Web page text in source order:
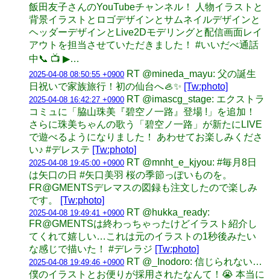
飯田友子さんのYouTubeチャンネル！ 人物イラストと
背景イラストとロゴデザインとサムネイルデザインと
ヘッダーデザインとLive2Dモデリングと配信画面レイ
アウトを担当させていただきました！ #いいだべ通話
中📞 📺 ▶︎…
2025-04-08 08:50:55 +0900 RT @mineda_mayu: 父の誕生
日祝いで家族旅行！初の仙台へ🦪✨ [Tw:photo]
2025-04-08 16:42:27 +0900 RT @imascg_stage: エクストラ
コミュに「脇山珠美『碧空ノ一路』登場 !」を追加！
さらに珠美ちゃんの歌う「碧空ノ一路」が新たにLIVE
で遊べるようになりました！ あわせてお楽しみくださ
い♪ #デレステ [Tw:photo]
2025-04-08 19:45:00 +0900 RT @mnht_e_kjyou: #毎月8日
は矢口の日 #矢口美羽 桜の季節っぽいものを。
FR@GMENTSデレマスの図録も注文したので楽しみ
です。
[Tw:photo]
2025-04-08 19:49:41 +0900 RT @hukka_ready:
FR@GMENTSは終わっちゃったけどイラスト紹介し
てくれて嬉しい…これは元のイラストの1秒後みたい
な感じで描いた！ #デレラジ [Tw:photo]
2025-04-08 19:49:46 +0900 RT @_Inodoro: 信じられない…
僕のイラストとお便りが採用されたなんて！😭 本当に